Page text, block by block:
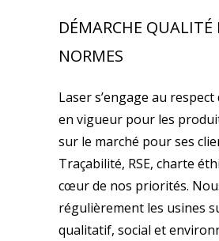
DÉMARCHE QUALITÉ
NORMES
Laser s’engage au
en vigueur pour les
sur le marché pour ses
Traçabilité, RSE, charte
cœur de nos priorités.
régulièrement les usines
qualitatif, social et